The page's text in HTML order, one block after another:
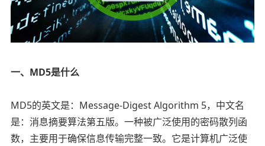
一、MD5是什么
MD5的英文是：Message-Digest Algorithm 5，中文名
是：消息摘要算法第五版。一种被广泛使用的密码散列函
数，主要用于确保信息传输完整一致。它是计算机广泛使